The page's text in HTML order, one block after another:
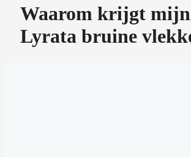
Waarom krijgt
Lyrata bruine